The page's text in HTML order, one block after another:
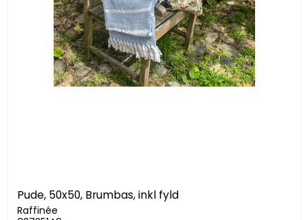
Pude, 50x50, Brumbas, inkl fyld
Raffinée